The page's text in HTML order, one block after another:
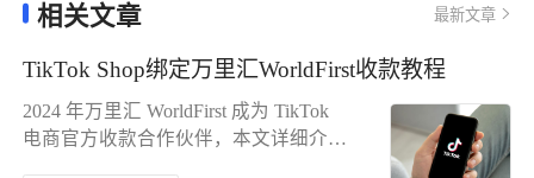
相关文章 最新文章
TikTok Shop绑定万里汇WorldFirst收款教程
2024 年万里汇 WorldFirst 成为 TikTok
电商官方收款合作伙伴，本文详细介绍